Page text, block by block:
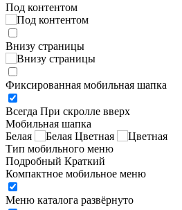
Под контентом
Внизу страницы
Фиксированная мобильная шапка
Всегда При скролле вверх
Мобильная шапка
Белая
Цветная
Тип мобильного меню
Подробный Краткий
Компактное мобильное меню
Меню каталога развёрнуто